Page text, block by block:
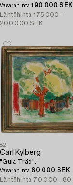
Vasarahinta190 000 SEK
Lähtöhinta 175 000 -
200 000 SEK
82
Carl Kylberg
"Gula Träd".
Vasarahinta 60 000 SEK
Lähtöhinta 70 000 - 80